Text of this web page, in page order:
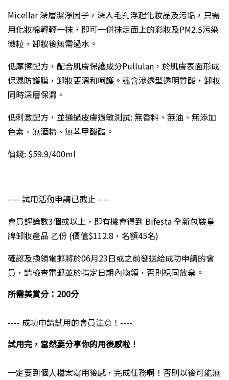
Micellar 深層潔淨因子，深入毛孔浮起化妝品及污垢，只需
用化妝棉輕輕一抹，即可一併抹走面上的彩妝及PM2.5污染
微粒，卸妝後無需過水。
低摩擦配方，配合肌膚保護成分Pullulan，於肌膚表面形成
保濕防護膜，卸妝更溫和呵護。蘊含滲透型透明質酸，卸妝
同時深層保濕。
低刺激配方，並通過皮膚過敏測試: 無香料、無油、無添加
色素、無酒精、無苯甲酸酯。
價錢: $59.9/400ml
---- 試用活動申請已截止 ----
會員評論數3個或以上，即有機會得到 Bifesta 全新包裝皇
牌卸妝產品 乙份 (價值$112.8，名額45名)
確認及換領電郵將於06月23日或之前發送給成功申請的會
員，請檢查電郵並於指定日期內換領，否則視同放棄。
所需美賞分：200分
---- 成功申請試用的會員注意！----
試用完，當然要分享你的用後感啦！
一定要到個人檔案寫用後感，完成任務啊！否則以後可能無